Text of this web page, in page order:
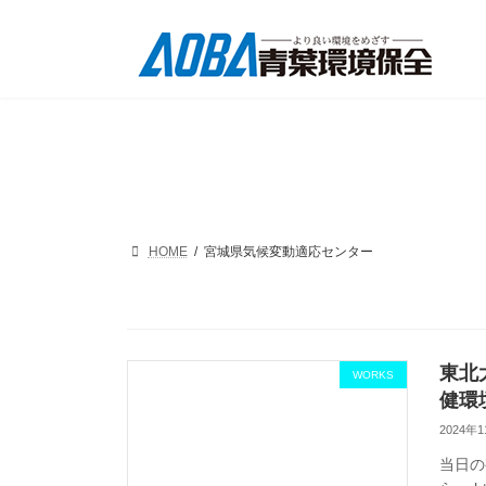
HOME 宮城県気候変動適応センター
WORKS
東北
健環
2024年
当日